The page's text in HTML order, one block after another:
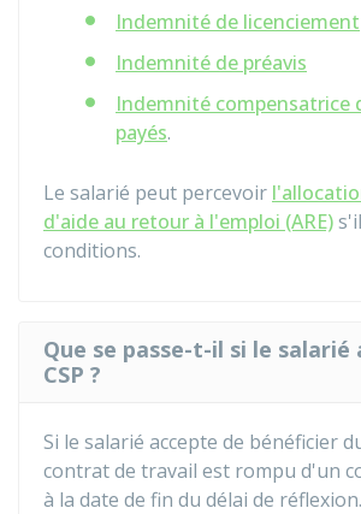
Indemnité de licenciement
Indemnité de préavis
Indemnité compensatrice
payés.
Le salarié peut percevoir
d'aide au retour à l'emploi (ARE)
conditions.
Que se passe-t-il si le salarié
CSP ?
Si le salarié accepte de bénéficier
contrat de travail est rompu d'un
à la date de fin du délai de réflexion.